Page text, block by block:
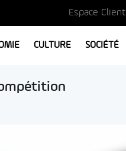
Espace Client
CULTURE SOCIÉTÉ